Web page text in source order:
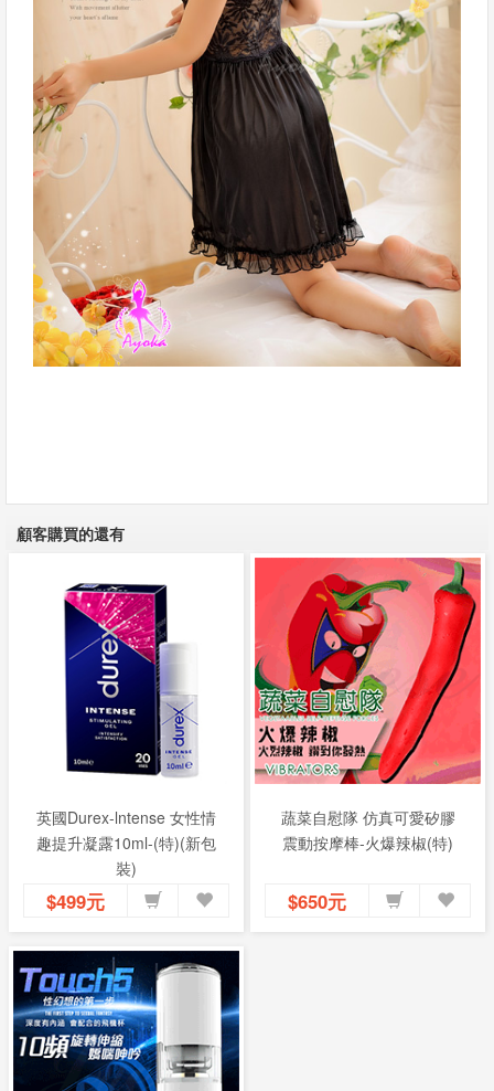
顧客購買的還有
英國Durex-lntense 女性情
趣提升凝露10ml-(特)(新包
裝)
$499元
蔬菜自慰隊 仿真可愛矽膠
震動按摩棒-火爆辣椒(特)
$650元